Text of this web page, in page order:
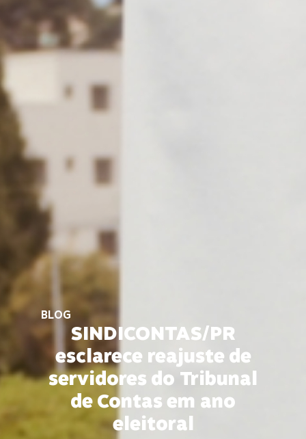
BLOG
SINDICONTAS/PR
esclarece reajuste de
servidores do Tribunal
de Contas em ano
eleitoral